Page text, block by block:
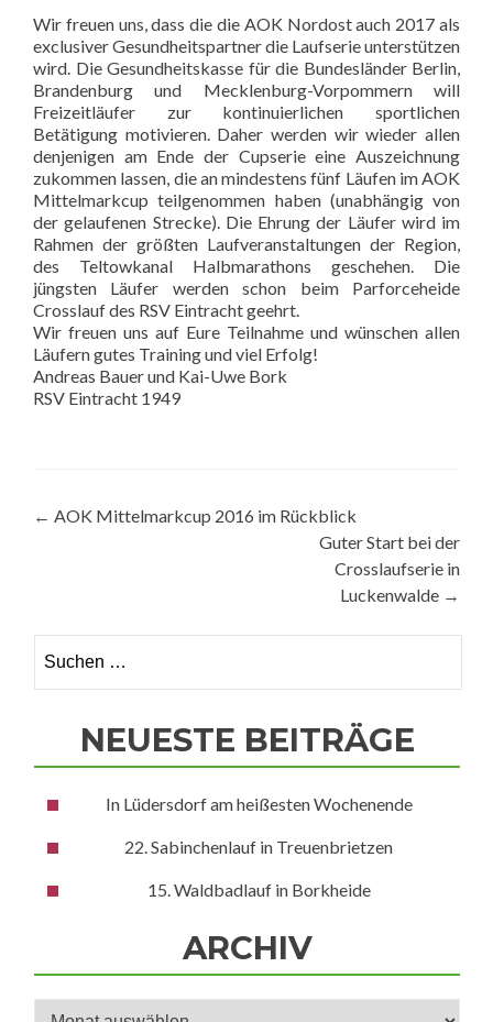
Wir freuen uns, dass die die AOK Nordost auch 2017 als
exclusiver Gesundheitspartner die Laufserie unterstützen
wird. Die Gesundheitskasse für die Bundesländer Berlin,
Brandenburg und Mecklenburg-Vorpommern will
Freizeitläufer zur kontinuierlichen sportlichen
Betätigung motivieren. Daher werden wir wieder allen
denjenigen am Ende der Cupserie eine Auszeichnung
zukommen lassen, die an mindestens fünf Läufen im AOK
Mittelmarkcup teilgenommen haben (unabhängig von
der gelaufenen Strecke). Die Ehrung der Läufer wird im
Rahmen der größten Laufveranstaltungen der Region,
des Teltowkanal Halbmarathons geschehen. Die
jüngsten Läufer werden schon beim Parforceheide
Crosslauf des RSV Eintracht geehrt.
Wir freuen uns auf Eure Teilnahme und wünschen allen
Läufern gutes Training und viel Erfolg!
Andreas Bauer und Kai-Uwe Bork
RSV Eintracht 1949
Beitragsnavigation
← AOK Mittelmarkcup 2016 im Rückblick
Guter Start bei der
Crosslaufserie in
Luckenwalde →
nach:
NEUESTE BEITRÄGE
In Lüdersdorf am heißesten Wochenende
22. Sabinchenlauf in Treuenbrietzen
15. Waldbadlauf in Borkheide
ARCHIV
Archiv